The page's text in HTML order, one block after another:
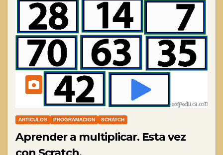
ARTICULOS PROGRAMACION SCRATCH
Aprender a multiplicar. Esta vez